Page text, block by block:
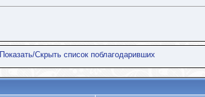
Показать/Скрыть список поблагодаривших